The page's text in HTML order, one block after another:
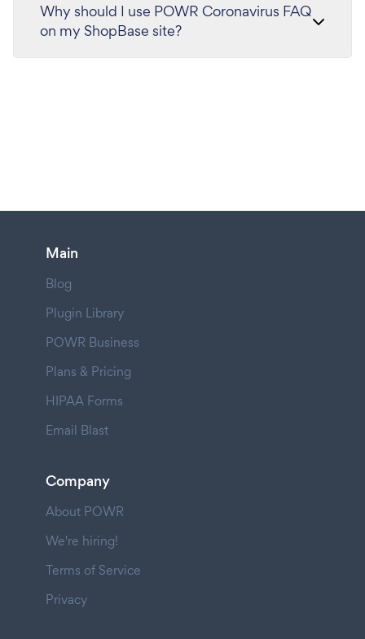
Why should I use POWR Coronavirus FAQ
on my ShopBase site?
Main
Blog
Plugin Library
POWR Business
Plans & Pricing
HIPAA Forms
Email Blast
Company
About POWR
We're hiring!
Terms of Service
Privacy